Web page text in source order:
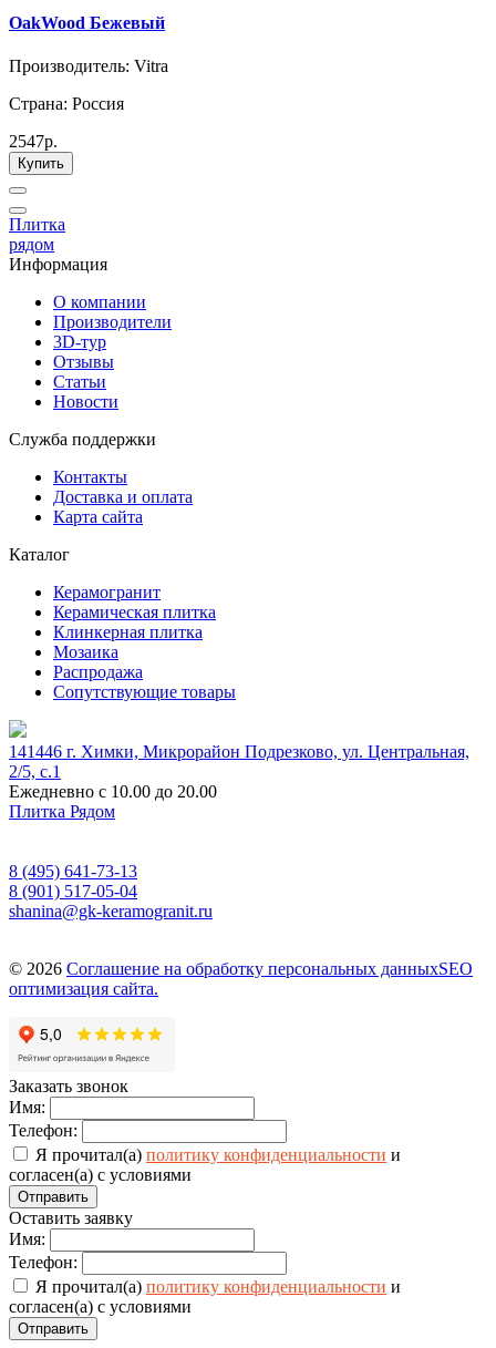
OakWood Бежевый
Производитель: Vitra
Страна: Россия
2547р.
Купить
Плитка
рядом
Информация
О компании
Производители
3D-тур
Отзывы
Статьи
Новости
Служба поддержки
Контакты
Доставка и оплата
Карта сайта
Каталог
Керамогранит
Керамическая плитка
Клинкерная плитка
Мозаика
Распродажа
Сопутствующие товары
141446 г. Химки, Микрорайон Подрезково, ул. Центральная,
2/5, c.1
Ежедневно с 10.00 до 20.00
Плитка Рядом
8 (495) 641-73-13
8 (901) 517-05-04
shanina@gk-keramogranit.ru
© 2026 Соглашение на обработку персональных данныхSEO
оптимизация сайта.
Заказать звонок
Имя:
Телефон:
Я прочитал(а) политику конфиденциальности и
согласен(а) с условиями
Отправить
Оставить заявку
Имя:
Телефон:
Я прочитал(а) политику конфиденциальности и
согласен(а) с условиями
Отправить